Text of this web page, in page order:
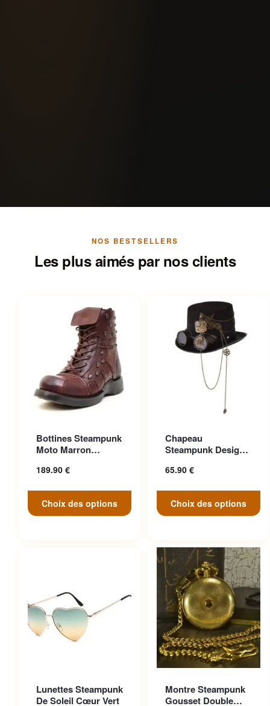
NOS BESTSELLERS
Les plus aimés par nos clients
Bottines Steampunk
Moto Marron
189.90 €
Choix des options
variations. Les options
page du produit
Chapeau
Steampunk Design
65.90 €
Choix des options
variations. Les options
peuvent être choisies sur la
page du produit
Lunettes Steampunk
De Soleil Cœur Vert
variations. Les options
Montre Steampunk
Gousset Double